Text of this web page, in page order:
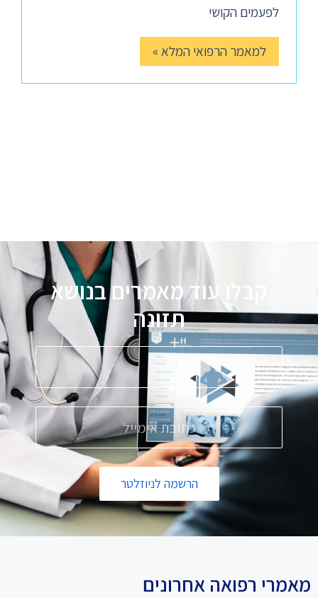
לפעמים הקושי
למאמר הרפואי המלא »
קבלו עוד מאמרים בנושא
תזונה
הרשמה לניוזלטר
מאמרי רפואה אחרונים